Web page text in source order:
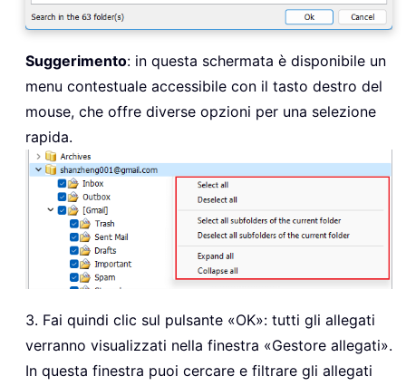
Suggerimento: in questa schermata è disponibile un
menu contestuale accessibile con il tasto destro del
mouse, che offre diverse opzioni per una selezione
rapida.
3. Fai quindi clic sul pulsante «OK»: tutti gli allegati
verranno visualizzati nella finestra «Gestore allegati».
In questa finestra puoi cercare e filtrare gli allegati